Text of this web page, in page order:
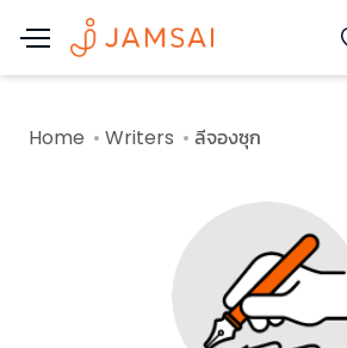
Home Writers ลีจองซุก